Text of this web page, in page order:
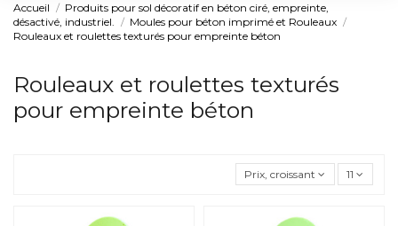
Accueil
Produits pour sol décoratif en béton ciré, empreinte,
désactivé, industriel.
Moules pour béton imprimé et Rouleaux
Rouleaux et roulettes texturés pour empreinte béton
Rouleaux et roulettes texturés
pour empreinte béton
Prix, croissant 11